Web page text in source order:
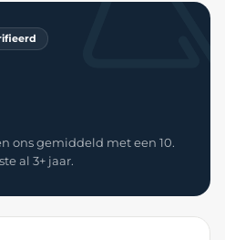
ons gemiddeld met een 10.
al 3+ jaar.